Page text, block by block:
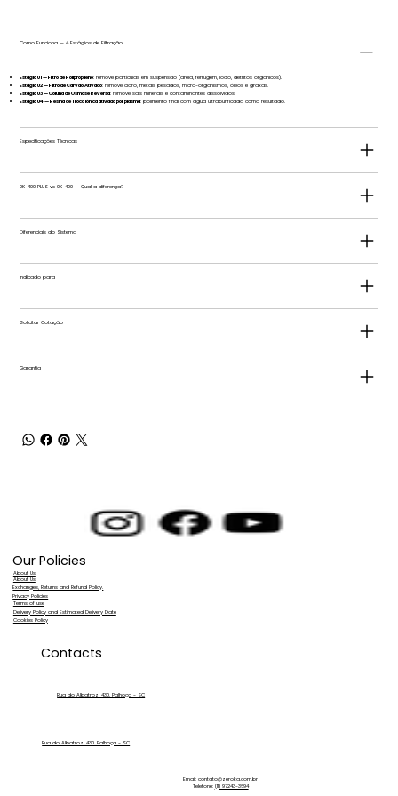
Como Funciona — 4 Estágios de Filtração
Estágio 01 — Filtro de Polipropileno: remove partículas em suspensão (areia, ferrugem, lodo, detritos orgânicos).
Estágio 02 — Filtro de Carvão Ativado: remove cloro, metais pesados, micro-organismos, óleos e graxas.
Estágio 03 — Coluna de Osmose Reversa: remove sais minerais e contaminantes dissolvidos.
Estágio 04 — Resina de Troca Iônica ativada por plasma: polimento final com água ultrapurificada como resultado.
Especificações Técnicas
0K-400 PLUS vs 0K-400 — Qual a diferença?
Diferenciais do Sistema
Indicado para
Solicitar Cotação
Garantia
Our Policies
About Us
About Us
Exchanges, Returns and Refund Policy.
Privacy Policies
Delivery Policy and Estimated Delivery Date
Cookies Policy
Terms of use
Contacts
Rua do Albatroz, 430. Palhoça - SC
Rua do Albatroz, 430. Palhoça - SC
Email: contato@zeroka.com.br
Telefone: (11) 97243-3694